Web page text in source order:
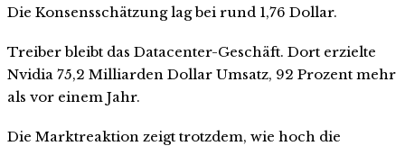
Die Konsensschätzung lag bei rund 1,76 Dollar.
Treiber bleibt das Datacenter-Geschäft. Dort erzielte
Nvidia 75,2 Milliarden Dollar Umsatz, 92 Prozent mehr
als vor einem Jahr.
Die Marktreaktion zeigt trotzdem, wie hoch die